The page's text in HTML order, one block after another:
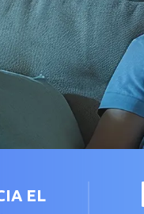
EL